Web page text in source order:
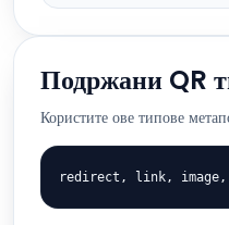
Подржани QR
Користите ове типове
redirect, link,